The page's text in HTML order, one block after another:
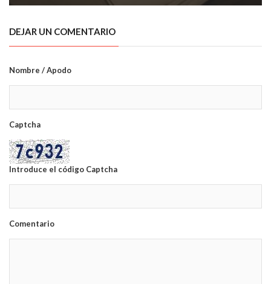
DEJAR UN COMENTARIO
Nombre / Apodo
Captcha
Introduce el código Captcha
Comentario